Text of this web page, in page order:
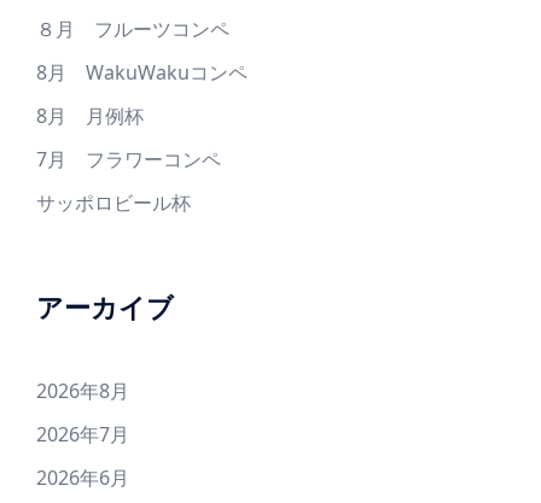
８月 フルーツコンペ
8月 WakuWakuコンペ
8月 月例杯
7月 フラワーコンペ
サッポロビール杯
アーカイブ
2026年8月
2026年7月
2026年6月